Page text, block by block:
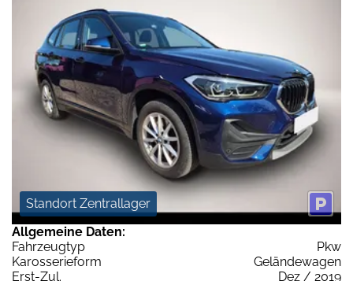
Standort Zentrallager
Allgemeine Daten:
Fahrzeugtyp
Pkw
Karosserieform
Geländewagen
Erst-Zul.
Dez / 2019